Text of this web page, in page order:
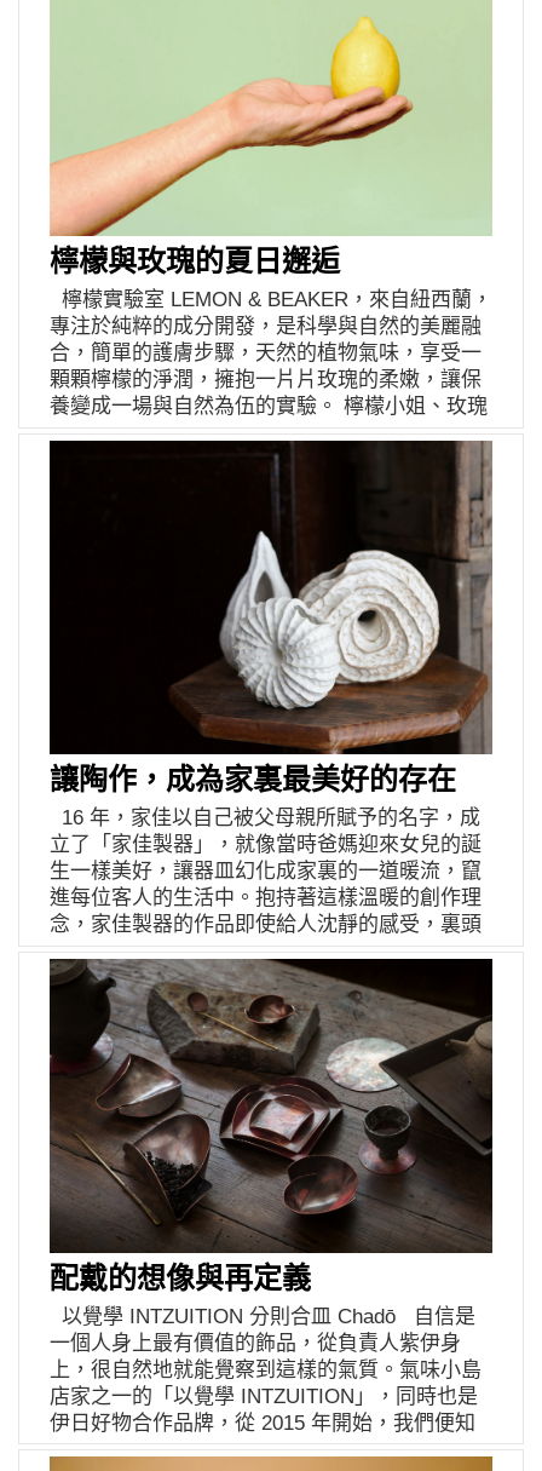
時也是旅行的一大收穫。大半年來，疫情困住了
大家，但聽著他介紹店內的各種品項，我想，現
實再多的亂流也止不住他的熱情吧？！問他，解
禁後非去哪裡不可？他說，立陶宛或烏克蘭吧！
總覺得還有很多故事在那裡。於此，我們只能暫
時先繫好安全帶，做好準備，再降落到豐達更多
的故事裡吧！ 豊逹雑貨商行・馬尾古書店 粉絲
專頁 豊逹雑貨商行・馬尾古書店 Instagram 伊
日好物 YIRI GOODS
是純粹的，自然的一切彷彿在引導著人類放下一
切的壓力，只能單純地感受到山上清新又帶點潮
濕的空氣、悅耳的蟲鳴鳥叫、與千變萬化彰顯自
我存在的綠葉們。尤其是那綠葉，最為嬤嬤們所
著迷：小猴喜歡筆筒樹的壯闊與威武，小璦喜歡
栗蕨，因為總是能在各個角落看到它。 帶著富足
的心靈下山後，他們開始著手計畫以市場能見度
高的「鹿角蕨」作為主題的皮革掛飾。為了呈現
植物獨一無二、自然且有機的樣貌，她們反覆衡
量何種皮革的厚度最適合製作鹿角蕨，並堅持親
手裁剪縫製每一塊植鞣皮革、用專門的染料如同
畫水彩似的在同一片皮革上手染上色，以獲得最
自然溫柔的氣質。鹿角蕨上市後，獲得了許多的
好評，漸漸地也讓嬤嬤開闢屬於自己的客群與市
場，定下了品牌的良好基礎。 神奇的是，以花草
植物為出發的創作讓他們認識更多植友與山友，
假日時相約一起去爬山，又或者只是走在鄉間的
道路上，沿途深入認識各種常被忽略的花花草
草，並把它們轉換為自己的創作 —— 如同植物
生根後自然地開展枝枒，嬤嬤愛著植物，而植物
則順應著自然的法則，帶領她們走向更寬廣的旅
程。 嬤嬤 murmur 初心是活著的時候，放慢腳
步，觀察內在，用心呼吸感受生活的養分。 以植
物為創作靈感來源。在生活環境中尋找創作的元
素，將那些被忽略的微小植物在收集觀察之後，
以皮革創作仿造植物結構的方式再現，經過十幾
道繁複手工工序，直覺性的創作自然系革飾。 飾
品由台灣常見的植物為靈感如台灣欒樹/蕨類/鹿
角蕨/九重葛為發想，以手工剪裁染色塑形方式，
構築成不同姿態配戴其身讓人親近彷彿置身山
中。 嬤嬤 murmur 粉絲專頁 更多資訊請參考
伊日好物 YIRIGOODS 粉絲專頁／伊日好物
YIRIGOODS Instagram
妙的依賴關係 擅長將環境議題與刺繡作品相結合
的台灣藝術家陳聖文，則透過一次次的淨灘與淨
山活動，將蒐集而來人類廢棄物轉化、融入刺繡
作品之中。年度代表作〈萬事生降於哀戚，但非
死灰〉，12 米長的巨幅刺繡作品，將抹香鯨的身
體當成梭子般，穿針引線，流暢於整幅作品中。
人類為滿足自身欲望，對地球上共同存在的動
物、植物與自然環境，造成壓迫，甚至不可逆的
傷害。藝術家透過身體力行，持續在生活中落實
減少垃圾，並藉由一針一線，重新賦予生命力的
創作，並帶給世界希望！ 世界地球日起源？
1969 年 6 月盛夏，美國俄亥俄州克里夫蘭市的蓋
雅荷加河（Cuyahoga River）著火了！將近五層
樓高的烈焰和煙霧，沿著河岸，一段一段地爆
發。這不是這條河的第一次火警，慶幸的是，是
最後一次了，甚至，成為一把淨化之火！就在
1970 年 4 月 22 日，地球任一角落都晝夜等長，
陽光同時照耀在南極點和北極點上的春分這一
天，忍無可忍的兩千萬美國人以「乾淨的空氣與
水」為訴求，群起走上街頭，不僅成就了史上第
一屆地球日，更催生了「潔淨水法」、「潔淨空
氣法」、「瀕危物種法案」，並促進各國立法保
護環境的永續。20 年後，原本只在美國舉辦的地
球日，1990 年 4 月 22 日，擴大成為全球 141 個
國家、2 億人共同參與的世界地球日。 迄今，引
領世人關注環境議題的地球日已整整 50 周年。
雖然當前世界正籠罩在武漢肺炎陰霾之中，2020
年地球日，台灣更以「全面行動」（Climate
Action）為主題，在全人類正面臨艱鉅考驗時
刻，期待所有人抱持積極正面態度，為地球的永
續存在，以行動作為祝福，繼續努力不懈。 伊
日生活中的人與環境 也在瘟疫蔓延之際，讓人更
意識到，環境的守護，沒有人是局外人，尤其企
業，守護環境絕對是責無旁貸的社會責任！從創
立開始，伊日生活YIRI LIVING 就以植物、人
文、藝術、環保作為品牌核心價值，除了不斷向
植物學習人與自然、人與土地之間，謙卑、互
利、共生，微妙而珍貴的關係，更相信並堅持，
每一個人都值得被在乎，而我們安身立命之所在
的台灣這塊土地，更應該被好好重視與對待。 一
直以來，伊日生活旗下各品牌的環境守護行動，
始終不遺餘力－伊聖詩芳療生活館 cosmescents
提倡產品的空瓶回收，在創造優質的香氛生活同
時，也不讓環境產生負擔甚或污染；伊日好物
YIRI GOODS 的回收二手購物紙袋計畫，不僅讓
資源被充分運用，並以行動實踐物盡其用的真
諦；伊日藝術計劃 YIRI ARTS 將藝術帶入生活，
讓藝術不再遙不可及、不再抽象難解，而是生活
一部分，是可觸可感的具體生活體驗。 病毒帶
來焦慮、恐懼，甚至失措；但是，強大的愛與希
望更提醒我們，正是全面行動的時刻了！伊日生
活與這片土地永續存在的實踐，全面啟動！
「萬事生降於哀戚，但非死灰」 展覽地點｜伊
日好物YIRI GOODS駁二店 展覽地址｜高雄市鹽
埕區大義街2-3號（大義C9-14倉庫） 連絡電話｜
檸檬與玫瑰的夏日邂逅
檸檬實驗室 LEMON & BEAKER，來自紐西蘭，
專注於純粹的成分開發，是科學與自然的美麗融
合，簡單的護膚步驟，天然的植物氣味，享受一
顆顆檸檬的淨潤，擁抱一片片玫瑰的柔嫩，讓保
養變成一場與自然為伍的實驗。 檸檬小姐、玫瑰
男孩，和檸檬實驗室這個新品牌露面的日子
2020520，一切都不禁浪漫症要發作地想起楚浮
的《夏日之戀》，在橋上賽跑追逐著狂放青春，
而扮裝成男生的凱薩琳，自由不羈、雕像般迷人
微笑，大概就是檸檬小姐的化身了吧。清新的檸
檬是女孩，柔情玫瑰花則是一位美少年，讓人又
翩翩聯想到三島由紀夫《禁色》裡宛如在浪花中
誕生的完美胴體，濕潤還反射水光的肌膚牽引著
目光走入森林。像這樣玩味地翻轉既定性別印
象，品牌想傳達的是，保養觀念也該拋開男女之
分，多在意一些你的膚質適合什麼、你喜歡的氣
味、你怎麼生活、你是誰。 LEMON & BEAKER
直譯是檸檬和燒杯，天然果實配上實驗必備器
具，伊日好物的新進品牌「檸檬實驗室」中文名
字也就這樣很科學地產出了。源自紐西蘭，帶領
著想像在那片純淨的土地著陸，豐富的天然資源
讓人對成分更放心。這是一間有形的實驗室，場
景乾淨、佈置簡約卻填滿夢幻繽紛色彩，如同討
喜的馬卡龍粉色禮盒設計及產品本身色澤；它也
可以是無形的，自然之於渺小的人類即是充滿無
限可能的實驗場，變化萬千又何等純粹，飽含神
奇的療癒力量。 那是一位美得令人心驚的少
年。清澈的眉眼，昂揚的頸項，還有他紅潤透著
粉嫩光暈的雙頰。新鮮的力量正在綻放，純潔土
壤滋養出無邊想像。一個堅定擁抱就讓時光開始
逆流。他在溫柔香氣裡誕生，他是愛與美的象
徵。 ——玫瑰男孩 想像力到得了的地方，科學
就有辦法解決。「科學與自然的美麗融合」展現
實驗精神，將新鮮檸檬與玫瑰花瓣的養分完整交
給肌膚，油膩的乾渴的暗沉的疲倦的，全部慢走
不送。保養就該這麼單純、有效。檸檬實驗室做
到了，因此品項也很簡單：「檸檬小姐月光寶
盒」淨潤提亮，收藏一瓶潔膚膠、一支精華；
「玫瑰男孩時光寶盒」彈嫩修復，收藏一瓶柔膚
晶露、一支18歲精華油及一罐賦活再生乳霜。 檸
檬小姐潔膚膠富含佛手柑精油、檸檬精油及蜂
蜜，徹底地把毛孔洗乾淨，油垢、髒污都卸除；
CC 精華使用紐西蘭獨有的頂級植物性配方卡瓦
卡瓦葉、庫拉索蘆薈葉，則能補充肌膚因受到長
讓陶作，成為家裏最美好的存在
16 年，家佳以自己被父母親所賦予的名字，成
立了「家佳製器」，就像當時爸媽迎來女兒的誕
生一樣美好，讓器皿幻化成家裏的一道暖流，竄
進每位客人的生活中。抱持著這樣溫暖的創作理
念，家佳製器的作品即使給人沈靜的感受，裏頭
卻總是包覆著柔軟，就有這麼一個系列被我們撞
見，規矩的龜裂紋理看著入迷，簡單的外在器
型，看似粗獷，其實存在一個甜甜的小秘密。
品牌成立的同時，媽媽向家佳表示自己對陶藝的
興趣，於是從基礎的土性、揉捏、成型，慢慢摸
索，並漸漸在家裡玩起手捏，不加思索的手指動
作，無意識的在容器外壓褶出有機的線性紋理，
圓的、扁的各有其風味，最後再由家佳執行後續
的燒製作業，這系列趨於成熟後，一個個像瓜又
像果的器皿就這樣出現了，「手指的記憶」是家
佳替它們命名的，她告訴我，媽媽曾經是廚師，
也許雙手不曾忘掉料理食材的直覺，便自然而然
地創造出這樣的肌理，甚至有趣的形容，其實這
蠻像處理水餃皮的方式吧。 從此，媽媽和家佳多
了聊天的話題，許多時候甚至是媽媽主動談起作
品，一起討論客人給的建議，加以調整、改善，
這系列器皿不僅只擁有母親的故事，也存在意外
的功能性，比起多數人在意的清潔問題，更多人
給的是「食物的油會被自然地瀝掉」、「具有防
燙的效果」等回饋，都是不曾想過的優點，而最
配戴的想像與再定義
以覺學 INTZUITION 分則合皿 Chadō 自信是
一個人身上最有價值的飾品，從負責人紫伊身
上，很自然地就能覺察到這樣的氣質。氣味小島
店家之一的「以覺學 INTZUITION」，同時也是
伊日好物合作品牌，從 2015 年開始，我們便知
悉這年復一年都交出亮眼新品的金工工作室，不